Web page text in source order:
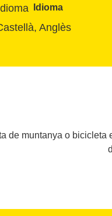
Idioma
Anglès
de muntanya o